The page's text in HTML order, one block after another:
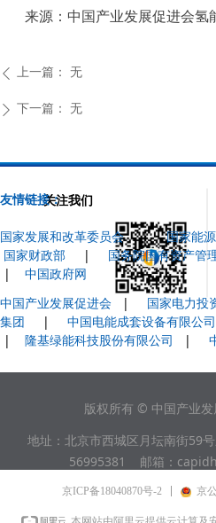
来源：中国产业发展促进会氢
ꄴ 上一篇： 无
ꄲ 下一篇： 无
关注我们
版权所有 © 中国产业
地址：北京市西城区月坛南街59
56995381 邮箱：
友情链接：
国家发展和改革委员会 |国家能
国家财政部 | 国务院国有资产管
| 中国政府网
中国产业发展促进会 | 国家电力投
集团
| 中国电能成套设备有限公司
| 隆基绿能科技股份有限公司 |
京ICP备18040870号-2 京